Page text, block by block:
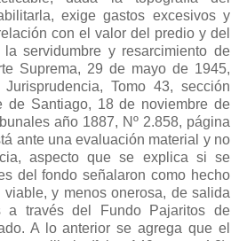
exige gastos excesivos y
con el valor del predio y del
servidumbre y resarcimiento de
Suprema, 29 de mayo de 1945,
Tomo 43, sección
de Santiago, 18 de noviembre de
año 1887, Nº 2.858, página
ante una evaluación material y no
aspecto que se explica si se
del fondo señalaron como hecho
y menos onerosa, de salida
a través del Fundo Pajaritos de
A lo anterior se agrega que el